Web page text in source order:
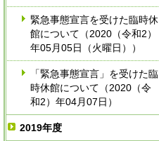
緊急事態宣言を受けた臨時休
館について（2020（令和2）
年05月05日（火曜日））
「緊急事態宣言」を受けた臨
時休館について（2020（令
和2）年04月07日）
2019年度